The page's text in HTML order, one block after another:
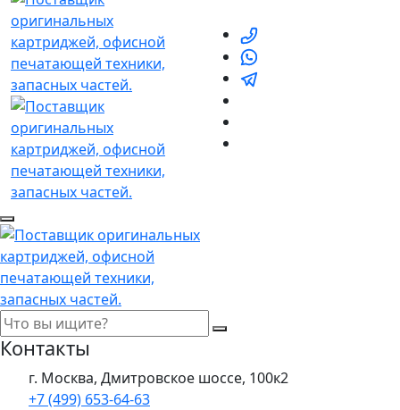
Контакты
г. Москва, Дмитровское шоссе, 100к2
+7 (499) 653-64-63